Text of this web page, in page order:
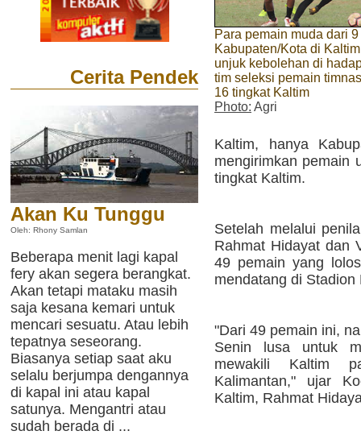
Cerita Pendek
Akan Ku Tunggu
Oleh: Rhony Samlan
Beberapa menit lagi kapal
fery akan segera berangkat.
Akan tetapi mataku masih
saja kesana kemari untuk
mencari sesuatu. Atau lebih
tepatnya seseorang.
Biasanya setiap saat aku
selalu berjumpa dengannya
di kapal ini atau kapal
satunya. Mengantri atau
sudah berada di ...
Para pemain muda dari 9
Kabupaten/Kota di Kaltim
unjuk kebolehan di
tim seleksi pemain
16 tingkat Kaltim
Photo: Agri
Kaltim, hanya
mengirimkan pemain
tingkat Kaltim.
Setelah melalui
Rahmat Hidayat dan
49 pemain yang
mendatang di
"Dari 49 pemain ini,
Senin lusa untuk
mewakili Kaltim
Kalimantan," ujar
Kaltim, Rahmat